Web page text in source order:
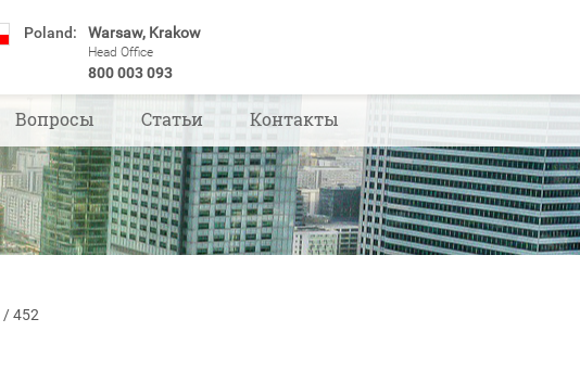
Poland: Warsaw, Krakow
Head Office
800 003 093
Вопросы Статьи Контакты
/452